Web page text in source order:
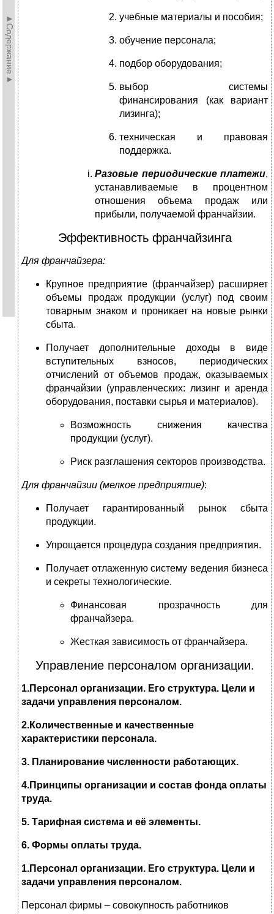
►Содержание► учебные материалы и пособия;
обучение персонала;
подбор оборудования;
выбор системы
финансирования (как вариант
лизинга);
техническая и правовая
поддержка.
Разовые периодические платежи,
устанавливаемые в процентном
отношения объема продаж или
прибыли, получаемой франчайзии.
Эффективность франчайзинга
Для франчайзера:
Крупное предприятие (франчайзер) расширяет
объемы продаж продукции (услуг) под своим
товарным знаком и проникает на новые рынки
сбыта.
Получает дополнительные доходы в виде
вступительных взносов, периодических
отчислений от объемов продаж, оказываемых
франчайзии (управленческих: лизинг и аренда
оборудования, поставки сырья и материалов).
Возможность снижения качества
продукции (услуг).
Риск разглашения секторов производства.
Для франчайзии (мелкое предприятие):
Получает гарантированный рынок сбыта
продукции.
Упрощается процедура создания предприятия.
Получает отлаженную систему ведения бизнеса
и секреты технологические.
Финансовая прозрачность для
франчайзера.
Жесткая зависимость от франчайзера.
Управление персоналом организации.
1.Персонал организации. Его структура. Цели и
задачи управления персоналом.
2.Количественные и качественные
характеристики персонала.
3. Планирование численности работающих.
4.Принципы организации и состав фонда оплаты
труда.
5. Тарифная система и её элементы.
6. Формы оплаты труда.
1.Персонал организации. Его структура. Цели и
задачи управления персоналом.
Персонал фирмы – совокупность работников